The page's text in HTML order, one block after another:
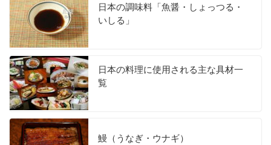
日本の調味料「魚醤・しょっつる・
いしる」
日本の料理に使用される主な具材一
覧
鰻（うなぎ・ウナギ）